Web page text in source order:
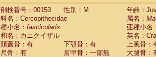
剖検番号：00153
性別：M
年齢：
科名：Cercopithecidae
属名：
種小名： fascicularis
亜種小名
和名：カニクイザル
英名：
頭蓋骨：有
下顎骨：有
上腕骨：
尺骨：有
肩甲骨：一部無
大腿骨：